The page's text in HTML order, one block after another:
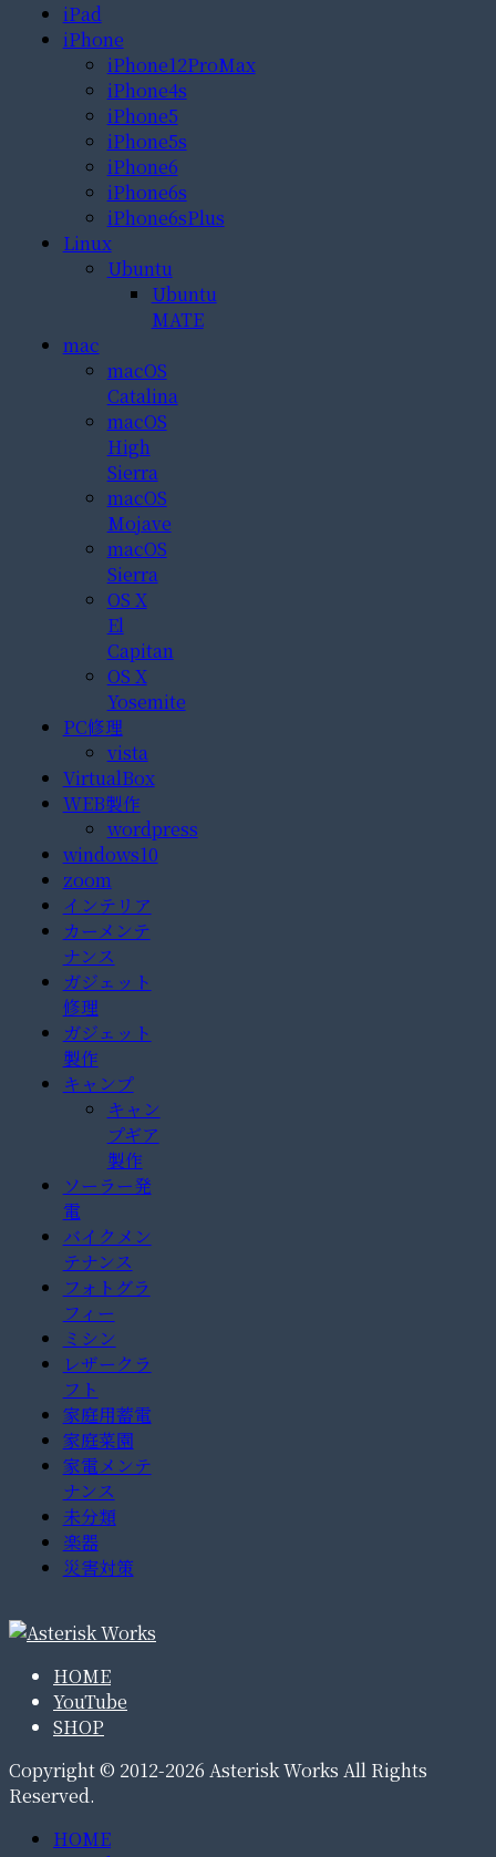
iPad
iPhone
iPhone12ProMax
iPhone4s
iPhone5
iPhone5s
iPhone6
iPhone6s
iPhone6sPlus
Linux
Ubuntu
Ubuntu
MATE
mac
macOS
Catalina
macOS
High
Sierra
macOS
Mojave
macOS
Sierra
OS X
El
Capitan
OS X
Yosemite
PC修理
vista
VirtualBox
WEB製作
wordpress
windows10
zoom
インテリア
カーメンテ
ナンス
ガジェット
修理
ガジェット
製作
キャンプ
キャン
プギア
製作
ソーラー発
電
バイクメン
テナンス
フォトグラ
フィー
ミシン
レザークラ
フト
家庭用蓄電
家庭菜園
家電メンテ
ナンス
未分類
楽器
災害対策
HOME
YouTube
SHOP
Copyright © 2012-2026 Asterisk Works All Rights
Reserved.
HOME